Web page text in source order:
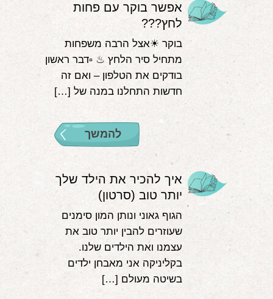
אפשר בוקר עם פחות
לחץ???
בוקר ☀אצל הרבה משפחות
מתחיל סיר הלחץ ♨ ▫דבר ראשון
בודקים את הטלפון – ואם זה
חדשות התחלנו במנה של […]
להמשך
איך להכיר את הילד שלך
יותר טוב (סרטון)
הגוף גאוני ונותן המון סימנים
שעוזרים להבין יותר טוב את
עצמנו ואת הילדים שלנו.
בקליניקה אני מאבחן ילדים
בשיטה מעולם […]